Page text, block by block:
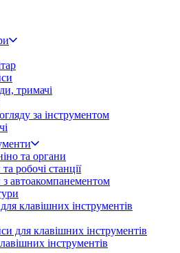
тримачі
за інструментом
та органи
робочі станції
автоакомпанементом
клавішних інструментів
для клавішних інструментів
інструментів